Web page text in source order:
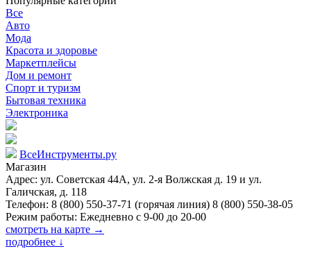
Все
Авто
Мода
Красота и здоровье
Маркетплейсы
Дом и ремонт
Спорт и туризм
Бытовая техника
Электроника
ВсеИнструменты.ру
Магазин
Адрес: ул. Советская 44А, ул. 2-я Волжская д. 19 и ул.
Галичская, д. 118
Телефон: 8 (800) 550-37-71 (горячая линия) 8 (800) 550-38-05
Режим работы: Ежедневно с 9-00 до 20-00
смотреть на карте →
подробнее ↓